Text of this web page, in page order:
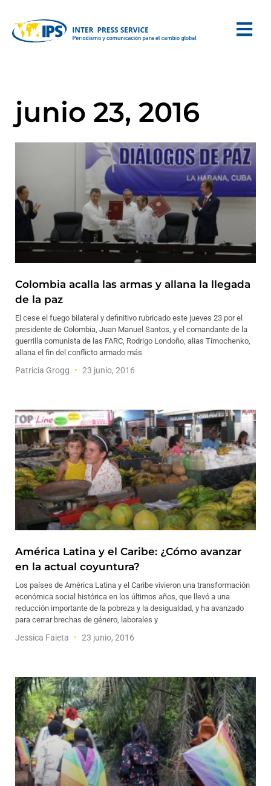
junio 23, 2016
Colombia acalla las armas y allana la llegada
de la paz
El cese el fuego bilateral y definitivo rubricado este jueves 23 por el
presidente de Colombia, Juan Manuel Santos, y el comandante de la
guerrilla comunista de las FARC, Rodrigo Londoño, alias Timochenko,
allana el fin del conflicto armado más
Patricia Grogg 23 junio, 2016
América Latina y el Caribe: ¿Cómo avanzar
en la actual coyuntura?
Los países de América Latina y el Caribe vivieron una transformación
económica social histórica en los últimos años, que llevó a una
reducción importante de la pobreza y la desigualdad, y ha avanzado
para cerrar brechas de género, laborales y
Jessica Faieta 23 junio, 2016